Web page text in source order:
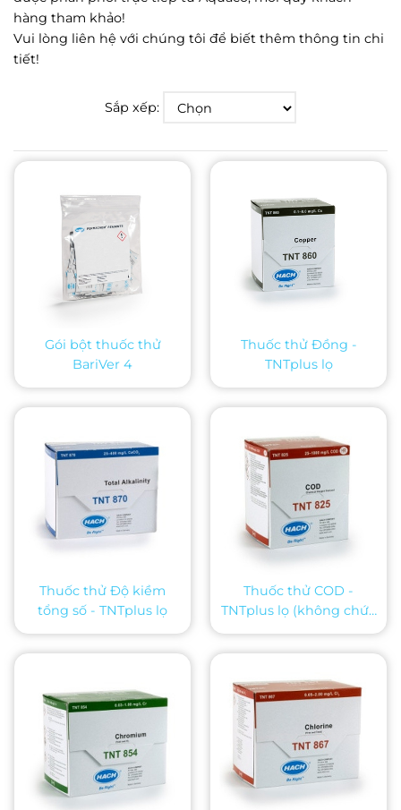
hàng tham khảo!
Vui lòng liên hệ với chúng tôi để biết thêm thông tin chi
tiết!
Sắp xếp:
Gói bột thuốc thử
BariVer 4
Thuốc thử Đồng -
TNTplus lọ
Thuốc thử Độ kiềm
tổng số - TNTplus lọ
Thuốc thử COD -
TNTplus lọ (không chứa
Thủy ngân)